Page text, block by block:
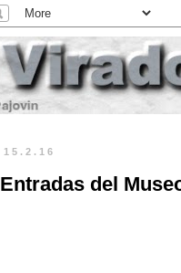
15.2.16
Entradas del